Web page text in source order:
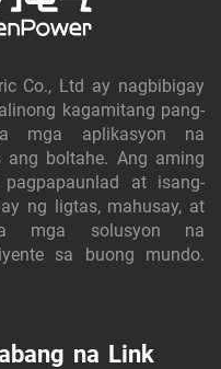
Co., Ltd ay nagbibigay
kagamitang pang-
mga aplikasyon na
ang boltahe. Ang aming
at isang-
ng ligtas, mahusay, at
mga solusyon na
sa buong mundo.
na Link